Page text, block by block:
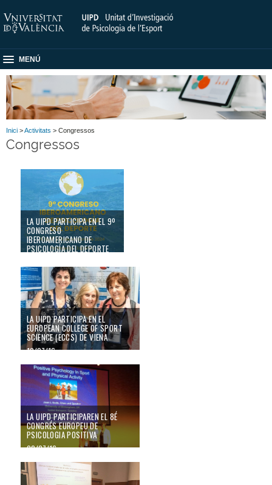
MENÚ
Inici >Activitats > Congressos
Congressos
LA UIPD PARTICIPA EN EL 9º
CONGRESO
IBEROAMERICANO DE
PSICOLOGÍA DEL DEPORTE
PONTEVEDRA
24/10/24
LA UIPD PARTICIPA EN EL
EUROPEAN COLLEGE OF SPORT
SCIENCE (ECCS) DE VIENA
10/07/16
LA UIPD PARTICIPAREN EL 8É
CONGRÉS EUROPEU DE
PSICOLOGIA POSITIVA
02/07/16